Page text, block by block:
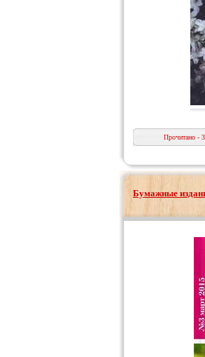
Прочитано -
Бумажные